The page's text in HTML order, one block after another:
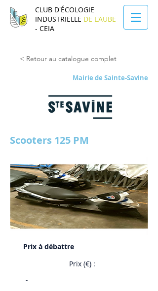
CLUB D'ÉCOLOGIE
INDUSTRIELLE DE L'AUBE
- CEIA
< Retour au catalogue complet
Mairie de Sainte-Savine
Scooters 125 PM
Prix à débattre
Prix (€) :
-